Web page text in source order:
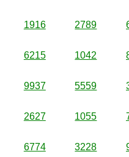
1916 2789
6215 1042
9937 5559
2627 1055
6774 3228